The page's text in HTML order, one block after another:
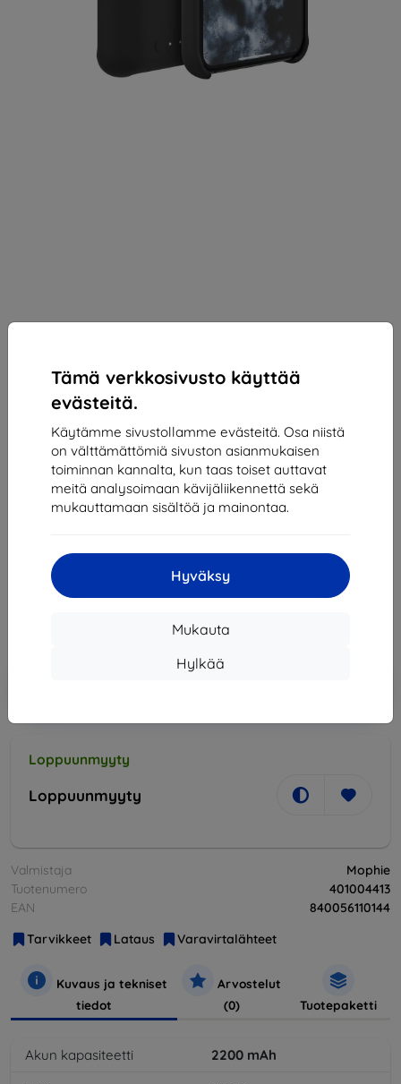
Tämä verkkosivusto käyttää
evästeitä.
Käytämme sivustollamme evästeitä. Osa niistä
on välttämättömiä sivuston asianmukaisen
toiminnan kannalta, kun taas toiset auttavat
meitä analysoimaan kävijäliikennettä sekä
mukauttamaan sisältöä ja mainontaa.
Hyväksy
Mukauta
Hylkää
Laturi Mophie Juice pack for iPhone 11 Pro Max
black (401004413)
41,90 €
37,71 €
Loppuunmyyty
Loppuunmyyty
Valmistaja
Mophie
Tuotenumero
401004413
EAN
840056110144
Tarvikkeet
Lataus Varavirtalähteet
Kuvaus ja tekniset
tiedot
Arvostelut
(0)
Tuotepaketti
Akun kapasiteetti 2200 mAh